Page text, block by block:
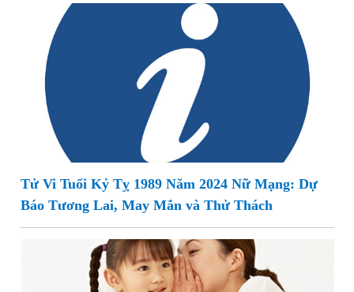
Tử Vi Tuổi Kỷ Tỵ 1989 Năm 2024 Nữ Mạng: Dự
Báo Tương Lai, May Mắn và Thử Thách